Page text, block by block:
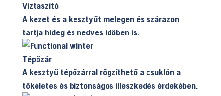
Víztaszító
A kezet és a kesztyűt melegen és szárazon
tartja hideg és nedves időben is.
Tépőzár
A kesztyű tépőzárral rögzíthető a csuklón a
tökéletes és biztonságos illeszkedés érdekében.